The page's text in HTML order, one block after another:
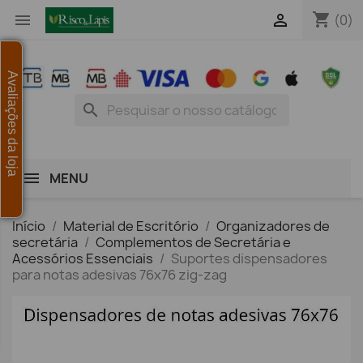
 shopping_cart (0)

search
MENU
Início Material de Escritório
Organizadores de
secretária
Complementos de Secretária e
Acessórios Essenciais
Suportes dispensadores
para notas adesivas 76x76 zig-zag
Avaliações da loja